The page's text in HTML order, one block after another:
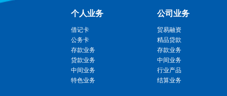
个人业务
借记卡
公务卡
存款业务
贷款业务
中间业务
特色业务
公司业务
贸易融资
精品贷款
存款业务
中间业务
行业产品
结算业务